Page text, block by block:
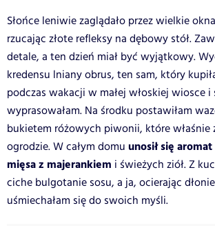
Słońce leniwie zaglądało przez wielkie
rzucając złote refleksy na dębowy stół.
detale, a ten dzień miał być wyjątkowy.
kredensu lniany obrus, ten sam, który
podczas wakacji w małej włoskiej wiosce
wyprasowałam. Na środku postawiłam
bukietem różowych piwonii, które właśnie
ogrodzie. W całym domu unosił się
mięsa z majerankiem i świeżych ziół. Z
ciche bulgotanie sosu, a ja, ocierając
uśmiechałam się do swoich myśli.